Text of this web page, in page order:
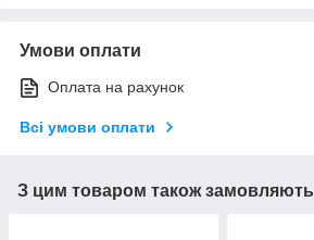
Умови оплати
Оплата на рахунок
Всі умови оплати
З цим товаром також замовляють